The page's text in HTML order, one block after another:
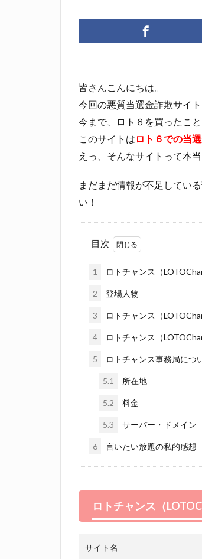
皆さんこんにちは。
今回の悪質当選金詐欺サイ
今まで、ロト６を買ったこ
このサイトは ロト６での当
えっ、そんなサイトって本
まだまだ情報が不足してい
い！
目次
1 ロトチャンス（
2 登場人物
3 ロトチャンス（
4 ロトチャンス（
5 ロトチャンス事務局につ
5.1 所在地
5.2 料金
5.3 サーバー・ドメイン
6 言いたい放題の私的感想
ロトチャンス（
サイト名